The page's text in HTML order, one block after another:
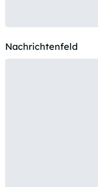
Nachrichtenfeld